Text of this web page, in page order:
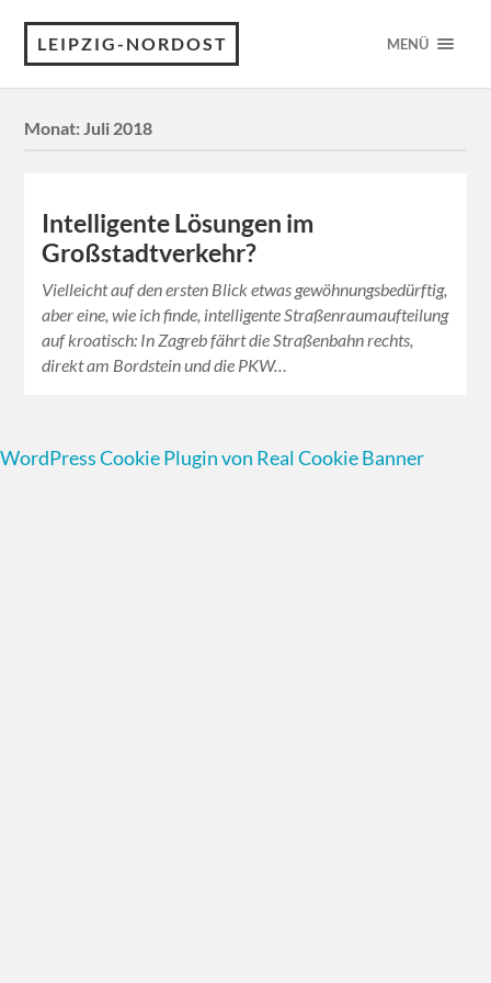
LEIPZIG-NORDOST MENÜ
Monat:Juli 2018
Intelligente Lösungen im
Großstadtverkehr?
Vielleicht auf den ersten Blick etwas gewöhnungsbedürftig,
aber eine, wie ich finde, intelligente Straßenraumaufteilung
auf kroatisch: In Zagreb fährt die Straßenbahn rechts,
direkt am Bordstein und die PKW…
WordPress Cookie Plugin von Real Cookie Banner